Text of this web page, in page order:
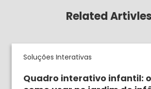
Related Artivles
Soluções Interativas
Quadro interativo infantil: